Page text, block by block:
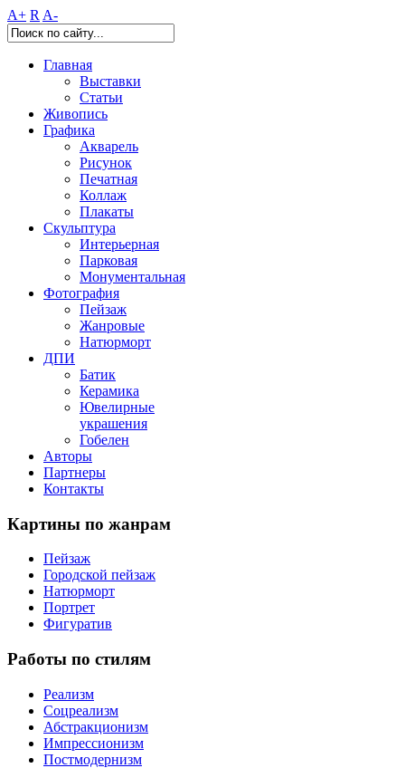
A+ R A-
Главная
Выставки
Статьи
Живопись
Графика
Акварель
Рисунок
Печатная
Коллаж
Плакаты
Скульптура
Интерьерная
Парковая
Монументальная
Фотография
Пейзаж
Жанровые
Натюрморт
ДПИ
Батик
Керамика
Ювелирные
украшения
Гобелен
Авторы
Партнеры
Контакты
Картины по жанрам
Пейзаж
Городской пейзаж
Натюрморт
Портрет
Фигуратив
Работы по стилям
Реализм
Соцреализм
Абстракционизм
Импрессионизм
Постмодернизм